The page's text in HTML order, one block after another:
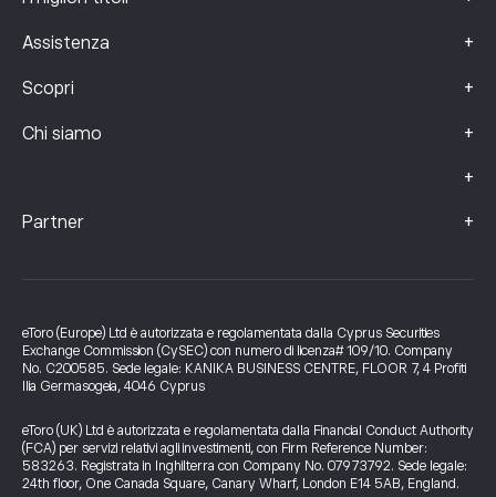
Assistenza +
Scopri +
Chi siamo +
+
Partner +
eToro (Europe) Ltd è autorizzata e regolamentata dalla Cyprus Securities
Exchange Commission (CySEC) con numero di licenza# 109/10. Company
No. C200585. Sede legale: KANIKA BUSINESS CENTRE, FLOOR 7, 4 Profiti
Ilia Germasogeia, 4046 Cyprus
eToro (UK) Ltd è autorizzata e regolamentata dalla Financial Conduct Authority
(FCA) per servizi relativi agli investimenti, con Firm Reference Number:
583263. Registrata in Inghilterra con Company No. 07973792. Sede legale:
24th floor, One Canada Square, Canary Wharf, London E14 5AB, England.